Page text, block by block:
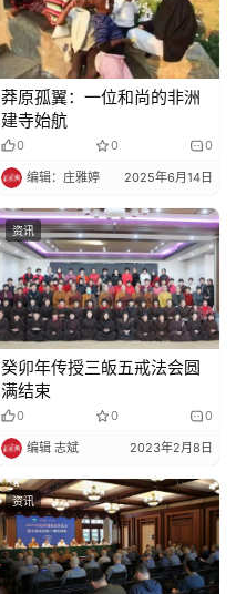
莽原孤翼：一位和尚的非洲
建寺始航
0 0 0
编辑：庄雅婷 2025年6月14日
资讯
癸卯年传授三皈五戒法会圆
满结束
0 0 0
编辑 志斌 2023年2月8日
资讯